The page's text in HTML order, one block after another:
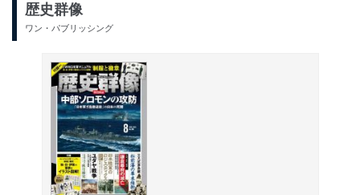
歴史群像
ワン・パブリッシング